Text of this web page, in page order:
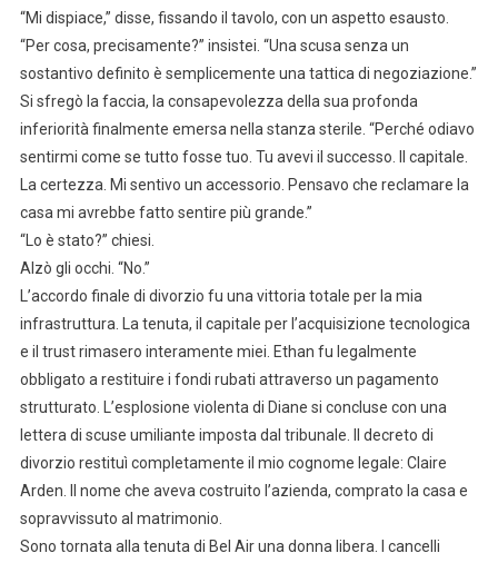
“Mi dispiace,” disse, fissando il tavolo, con un aspetto esausto.
“Per cosa, precisamente?” insistei. “Una scusa senza un
sostantivo definito è semplicemente una tattica di negoziazione.”
Si sfregò la faccia, la consapevolezza della sua profonda
inferiorità finalmente emersa nella stanza sterile. “Perché odiavo
sentirmi come se tutto fosse tuo. Tu avevi il successo. Il capitale.
La certezza. Mi sentivo un accessorio. Pensavo che reclamare la
casa mi avrebbe fatto sentire più grande.”
“Lo è stato?” chiesi.
Alzò gli occhi. “No.”
L’accordo finale di divorzio fu una vittoria totale per la mia
infrastruttura. La tenuta, il capitale per l’acquisizione tecnologica
e il trust rimasero interamente miei. Ethan fu legalmente
obbligato a restituire i fondi rubati attraverso un pagamento
strutturato. L’esplosione violenta di Diane si concluse con una
lettera di scuse umiliante imposta dal tribunale. Il decreto di
divorzio restituì completamente il mio cognome legale: Claire
Arden. Il nome che aveva costruito l’azienda, comprato la casa e
sopravvissuto al matrimonio.
Sono tornata alla tenuta di Bel Air una donna libera. I cancelli